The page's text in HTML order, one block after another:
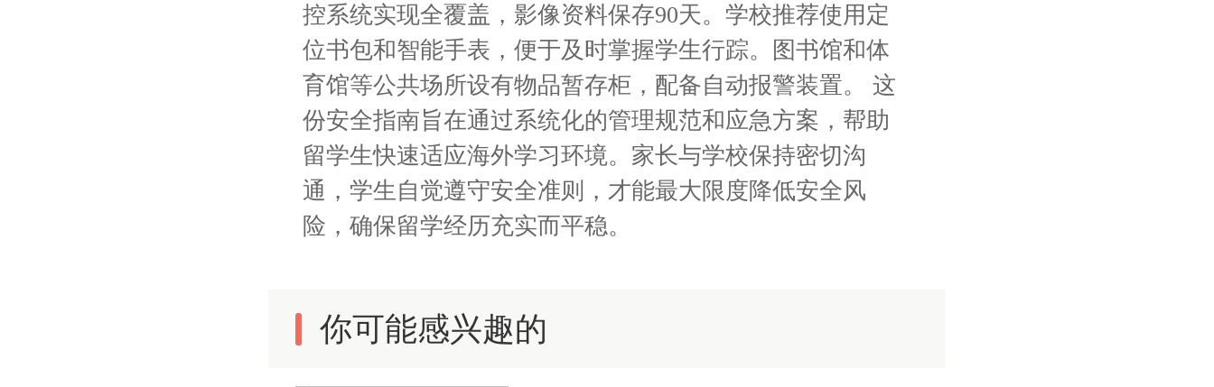
控系统实现全覆盖，影像资料保存90天。学校推荐使用定
位书包和智能手表，便于及时掌握学生行踪。图书馆和体
育馆等公共场所设有物品暂存柜，配备自动报警装置。 这
份安全指南旨在通过系统化的管理规范和应急方案，帮助
留学生快速适应海外学习环境。家长与学校保持密切沟
通，学生自觉遵守安全准则，才能最大限度降低安全风
险，确保留学经历充实而平稳。
你可能感兴趣的